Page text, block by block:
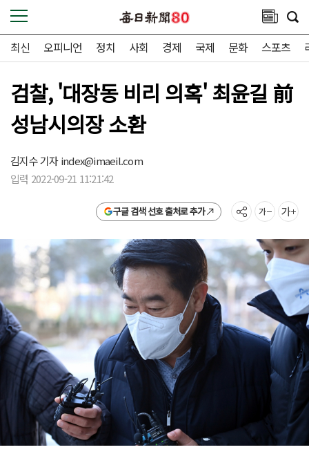
최신 오피니언 정치 사회 경제 국제 문화 스포츠
검찰, '대장동 비리 의혹' 최윤길 前
성남시의장 소환
김지수 기자index@imaeil.com
입력 2022-09-21 11:21:42
구글 검색 선호 출처로 추가